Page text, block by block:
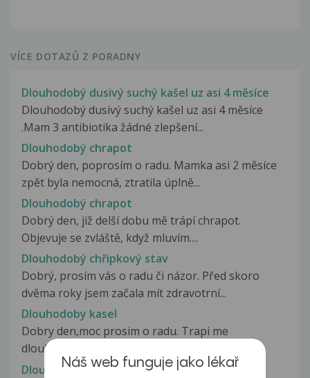
VÍCE DOTAZŮ Z PORADNY
Dlouhodobý dusivý suchý kašel uz asi 4 měsíce
Dlouhodobý dusivý suchý kašel uz asi 4 měsíce
.Mam 3 antibiotika žádné zlepšení...
Dlouhodobý chrapot
Dobrý den, poprosím o radu. Mamka asi 2 měsíce
zpět byla nemocná, ztratila úplně...
Dlouhodobý chrapot
Dobrý den, již delší dobu mě trápí chrapot.
Objevuje se zvláště, když mluvím....
Dlouhodobý chřipkový stav
Dobrý, prosím vás o radu či názor. Před skoro
dvěma roky jsem začala mít zdravotrní...
Dlouhodoby kasel
Dobry den,moc prosim o radu. Trapi me
dlouhodoby kasel,myslim tim,ze doberu...
Dlouhodoby kasel me 5 lete dcerky
Náš web funguje jako lékař